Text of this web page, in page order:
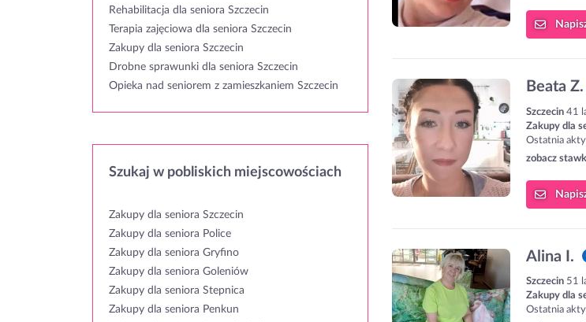
Rehabilitacja dla seniora Szczecin
Terapia zajęciowa dla seniora Szczecin
Zakupy dla seniora Szczecin
Drobne sprawunki dla seniora Szczecin
Opieka nad seniorem z zamieszkaniem Szczecin
Szukaj w pobliskich miejscowościach
Zakupy dla seniora Szczecin
Zakupy dla seniora Police
Zakupy dla seniora Gryfino
Zakupy dla seniora Goleniów
Zakupy dla seniora Stepnica
Zakupy dla seniora Penkun
Beata Z.
Szczecin 41
Zakupy dla
Ostatnia
zobacz
Alina I.
Szczecin 51
Zakupy dla
Ostatnia